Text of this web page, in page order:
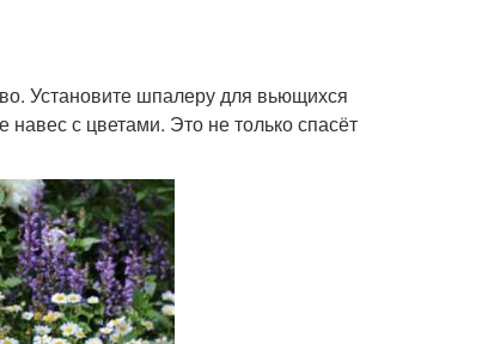
Установите шпалеру для вьющихся
навес с цветами. Это не только спасёт